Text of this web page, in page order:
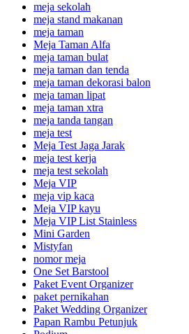
meja sekolah
meja stand makanan
meja taman
Meja Taman Alfa
meja taman bulat
meja taman dan tenda
meja taman dekorasi balon
meja taman lipat
meja taman xtra
meja tanda tangan
meja test
Meja Test Jaga Jarak
meja test kerja
meja test sekolah
Meja VIP
meja vip kaca
Meja VIP kayu
Meja VIP List Stainless
Mini Garden
Mistyfan
nomor meja
One Set Barstool
Paket Event Organizer
paket pernikahan
Paket Wedding Organizer
Papan Rambu Petunjuk